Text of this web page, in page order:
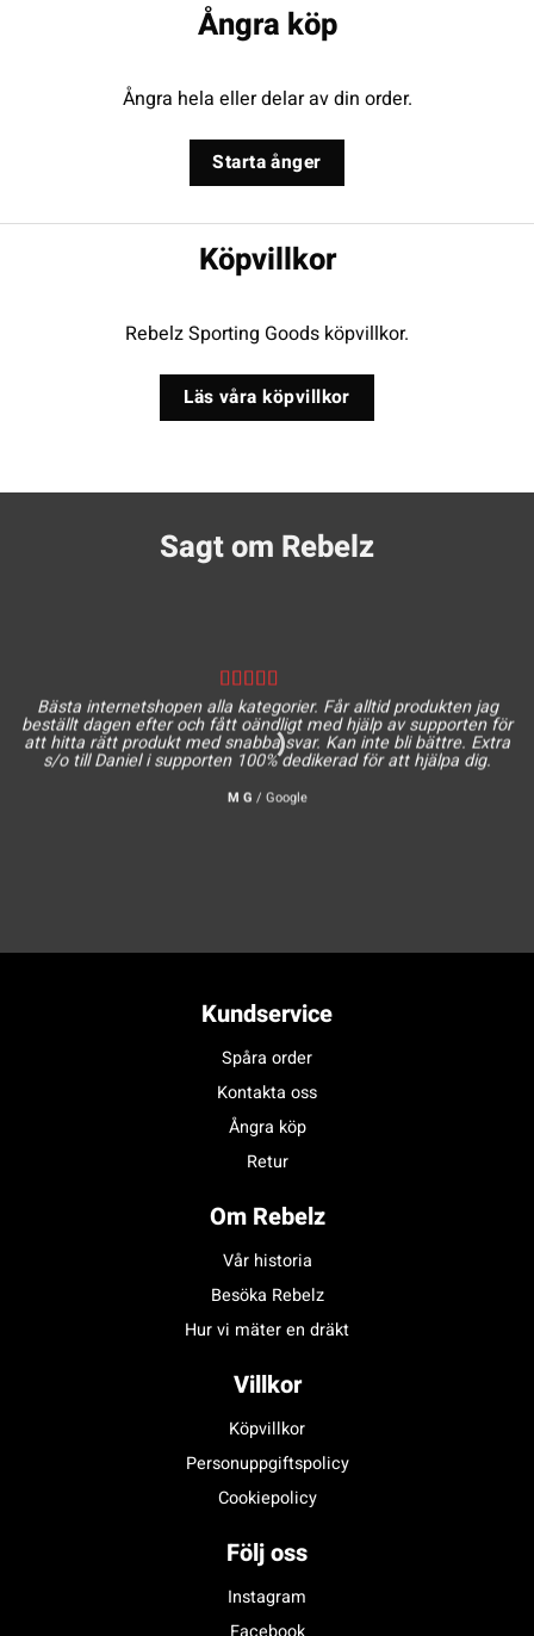
Ångra köp
Ångra hela eller delar av din order.
Starta ånger
Köpvillkor
Rebelz Sporting Goods köpvillkor.
Läs våra köpvillkor
Sagt om Rebelz
Bästa internetshopen alla kategorier. Får alltid produkten jag
beställt dagen efter och fått oändligt med hjälp av supporten för
att hitta rätt produkt med snabba svar. Kan inte bli bättre. Extra
s/o till Daniel i supporten 100% dedikerad för att hjälpa dig.
M G / Google
Kundservice
Spåra order
Kontakta oss
Ångra köp
Retur
Om Rebelz
Vår historia
Besöka Rebelz
Hur vi mäter en dräkt
Villkor
Köpvillkor
Personuppgiftspolicy
Cookiepolicy
Följ oss
Instagram